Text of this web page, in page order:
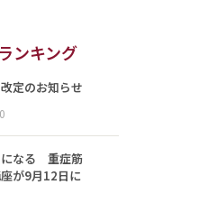
ンキング
定のお知らせ
になる 重症筋
が9月12日に